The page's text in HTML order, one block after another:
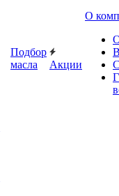
Подбор
масла
Акции
О